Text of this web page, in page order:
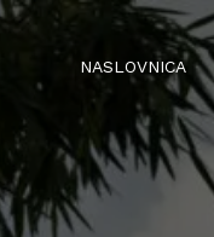
NASLOVNICA